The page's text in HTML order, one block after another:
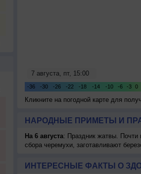
Кликните на погодной карте для
НАРОДНЫЕ ПРИМЕТЫ И
На 6 августа: Праздник жатвы. Почти
сбора черемухи, заготавливают
ИНТЕРЕСНЫЕ ФАКТЫ О